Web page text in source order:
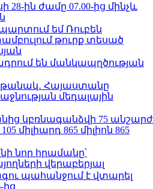
28-ին ժամը 07.00-ից մինչև
եմ Ռուբեն
թուրք տեսած
են մանկապղծության
Հայաստանը
մեդալային
կբռնագանձվի 75 անշարժ
միլիարդ 865 միլիոն 865
նոր հրամանը՝
վերաբերյալ
պահանջում է վտարել
ից